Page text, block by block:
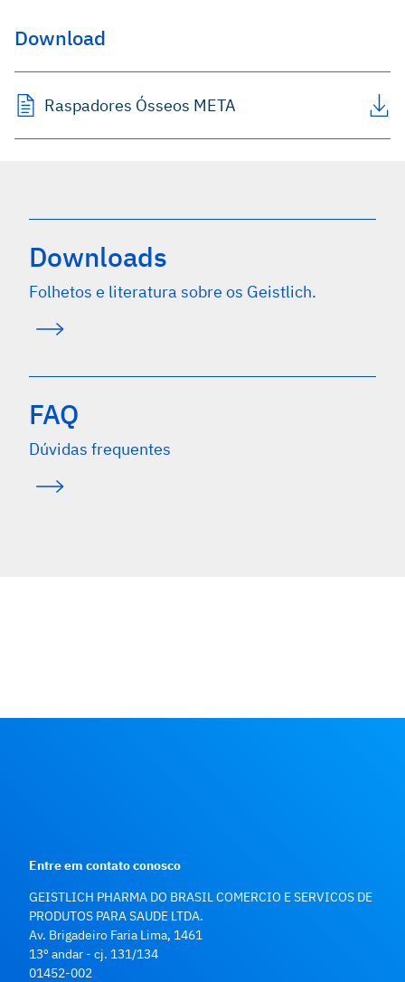
Download
Raspadores Ósseos META
Downloads
Folhetos e literatura sobre os Geistlich.
FAQ
Dúvidas frequentes
Entre em contato conosco
GEISTLICH PHARMA DO BRASIL COMERCIO E SERVICOS DE
PRODUTOS PARA SAUDE LTDA.
Av. Brigadeiro Faria Lima, 1461
13º andar - cj. 131/134
01452-002